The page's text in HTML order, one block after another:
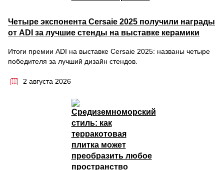
Четыре экспонента Cersaie 2025 получили награды
от ADI за лучшие стенды на выставке керамики
Итоги премии ADI на выставке Cersaie 2025: названы четыре
победителя за лучший дизайн стендов.
2 августа 2026